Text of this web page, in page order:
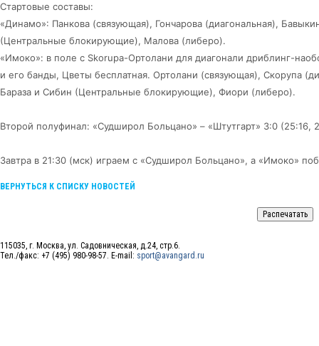
Стартовые составы:
«Динамо»: Панкова (связующая), Гончарова (диагональная),
(Центральные блокирующие), Малова (либеро).
«Имоко»: в поле с Skorupa-Ортолани для диагонали дриблинг-
и его банды, Цветы бесплатная. Ортолани (связующая), Скорупа
Бараза и Сибин (Центральные блокирующие), Фиори (либеро).
Второй полуфинал: «Судширол Больцано» – «Штутгарт» 3:0 (25:16,
Завтра в 21:30 (мск) играем с «Судширол Больцано», а «Имоко»
ВЕРНУТЬСЯ К СПИСКУ НОВОСТЕЙ
115035, г. Москва, ул. Садовническая, д.24, стр.6.
Тел./факс: +7 (495) 980-98-57. E-mail: sport@avangard.ru